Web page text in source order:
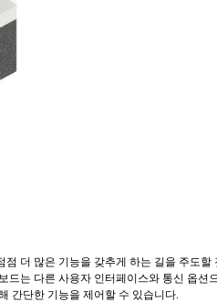
더 많은 기능을 갖추게 하는 길을 주도할
는 다른 사용자 인터페이스와 통신 옵션
간단한 기능을 제어할 수 있습니다.